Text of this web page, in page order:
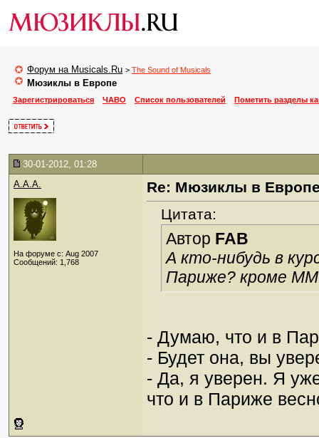
Форум на Musicals.Ru > The Sound of Musicals
Мюзиклы в Европе
Зарегистрироваться ЧАВО Список пользователей Пометить разделы
30-01-2012, 01:28
A.A.A.
На форуме с: Aug 2007
Сообщений: 1,768
Re: Мюзиклы в
Цитата:
Автор FAB
А кто-нибудь в
Париже? кроме ММ
- Думаю, что и в
- Будет она, вы
- Да, я уверен. Я
что и в Париже